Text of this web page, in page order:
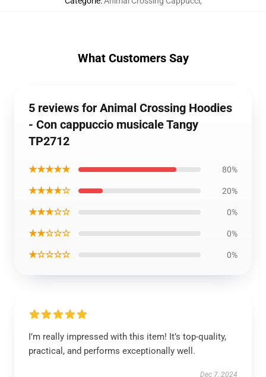
What Customers Say
5 reviews for Animal Crossing Hoodies
- Con cappuccio musicale Tangy
TP2712
★★★★★ 80%
★★★★☆ 20%
★★★☆☆ 0%
★★☆☆☆ 0%
★☆☆☆☆ 0%
I’m really impressed with this item! It’s top-quality,
practical, and performs exceptionally well.
Dec 7, 2024